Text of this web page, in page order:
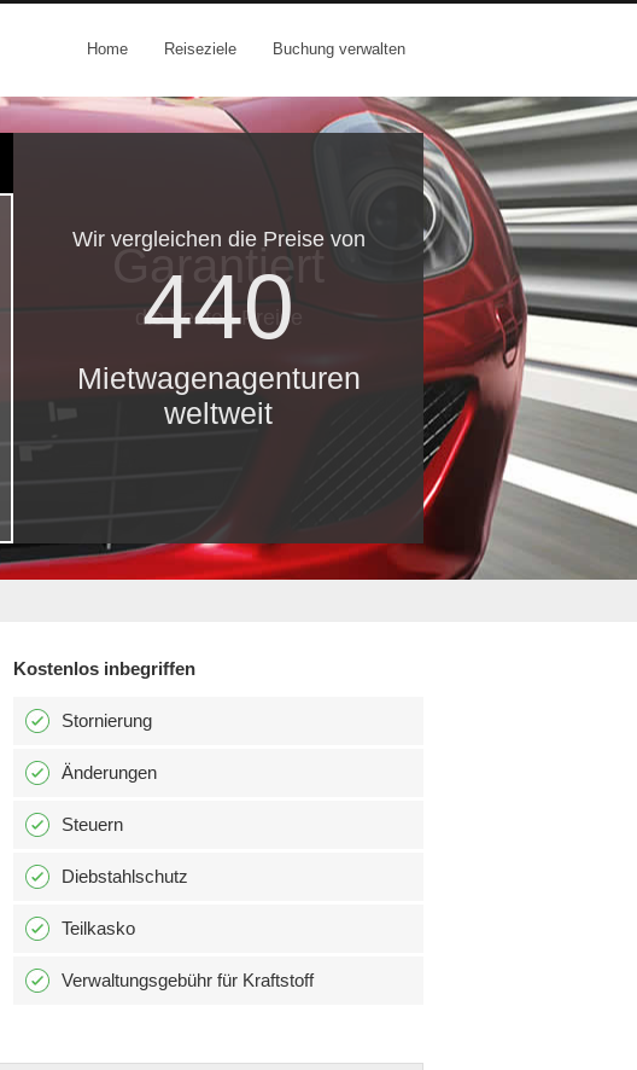
Home Reiseziele Buchung verwalten
Wir vergleichen die Preise von
440
Mietwagenagenturen
weltweit
Garantiert
die besten Preise
Kostenlos inbegriffen
Stornierung
Änderungen
Steuern
Diebstahlschutz
Teilkasko
Verwaltungsgebühr für Kraftstoff